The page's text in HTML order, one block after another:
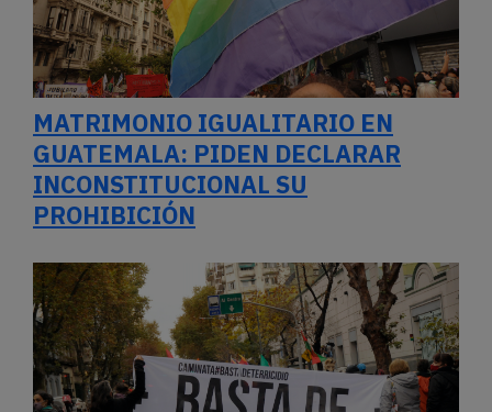
MATRIMONIO IGUALITARIO EN
GUATEMALA: PIDEN DECLARAR
INCONSTITUCIONAL SU
PROHIBICIÓN